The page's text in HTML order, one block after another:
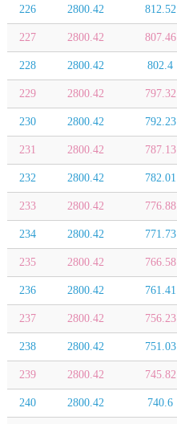
226 2800.42 812.52
227 2800.42 807.46
228 2800.42 802.4
229 2800.42 797.32
230 2800.42 792.23
231 2800.42 787.13
232 2800.42 782.01
233 2800.42 776.88
234 2800.42 771.73
235 2800.42 766.58
236 2800.42 761.41
237 2800.42 756.23
238 2800.42 751.03
239 2800.42 745.82
240 2800.42 740.6